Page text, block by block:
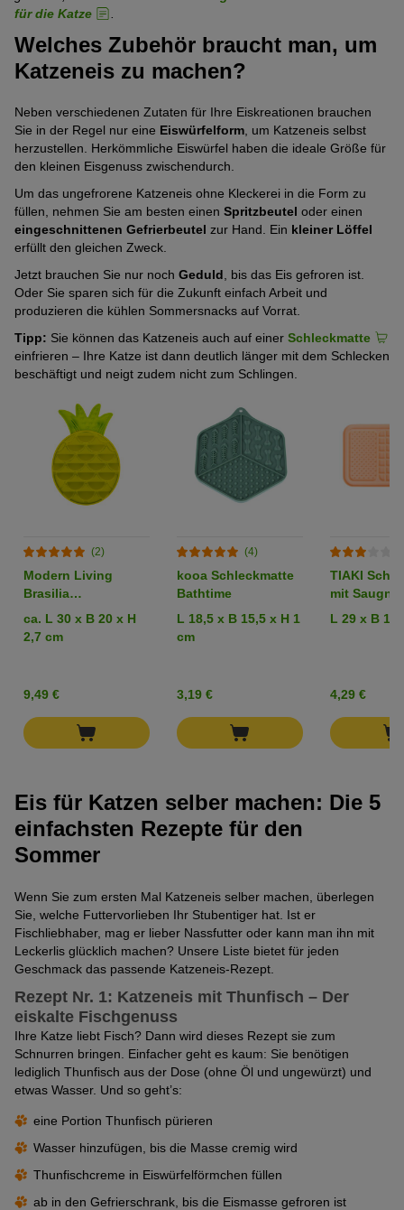
für die Katze
Welches Zubehör braucht man, um
Katzeneis zu machen?
Neben verschiedenen Zutaten für Ihre Eiskreationen brauchen
Sie in der Regel nur eine Eiswürfelform, um Katzeneis selbst
herzustellen. Herkömmliche Eiswürfel haben die ideale Größe für
den kleinen Eisgenuss zwischendurch.
Um das ungefrorene Katzeneis ohne Kleckerei in die Form zu
füllen, nehmen Sie am besten einen Spritzbeutel oder einen
eingeschnittenen Gefrierbeutel zur Hand. Ein kleiner Löffel
erfüllt den gleichen Zweck.
Jetzt brauchen Sie nur noch Geduld, bis das Eis gefroren ist.
Oder Sie sparen sich für die Zukunft einfach Arbeit und
produzieren die kühlen Sommersnacks auf Vorrat.
Tipp: Sie können das Katzeneis auch auf einer Schleckmatte
einfrieren – Ihre Katze ist dann deutlich länger mit dem Schlecken
beschäftigt und neigt zudem nicht zum Schlingen.
(2)
Modern Living
Brasilia
Schleckmatte
Ananas
ca. L 30 x B 20 x H
2,7 cm
9,49 €
(4)
kooa Schleckmatte
Bathtime
L 18,5 x B 15,5 x H 1
cm
3,19 €
TIAKI
mit
L 29 x B 18
4,29 €
Eis für Katzen selber machen: Die 5
einfachsten Rezepte für den
Sommer
Wenn Sie zum ersten Mal Katzeneis selber machen, überlegen
Sie, welche Futtervorlieben Ihr Stubentiger hat. Ist er
Fischliebhaber, mag er lieber Nassfutter oder kann man ihn mit
Leckerlis glücklich machen? Unsere Liste bietet für jeden
Geschmack das passende Katzeneis-Rezept.
Rezept Nr. 1: Katzeneis mit Thunfisch – Der
eiskalte Fischgenuss
Ihre Katze liebt Fisch? Dann wird dieses Rezept sie zum
Schnurren bringen. Einfacher geht es kaum: Sie benötigen
lediglich Thunfisch aus der Dose (ohne Öl und ungewürzt) und
etwas Wasser. Und so geht’s:
eine Portion Thunfisch pürieren
Wasser hinzufügen, bis die Masse cremig wird
Thunfischcreme in Eiswürfelförmchen füllen
ab in den Gefrierschrank, bis die Eismasse gefroren ist